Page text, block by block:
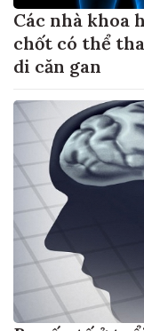
Các nhà khoa
chốt có thể
di căn gan